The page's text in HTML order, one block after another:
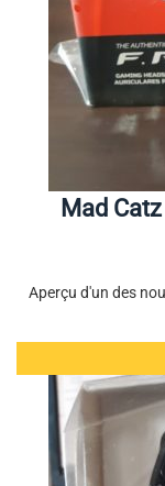
Mad
Aperçu d'un des